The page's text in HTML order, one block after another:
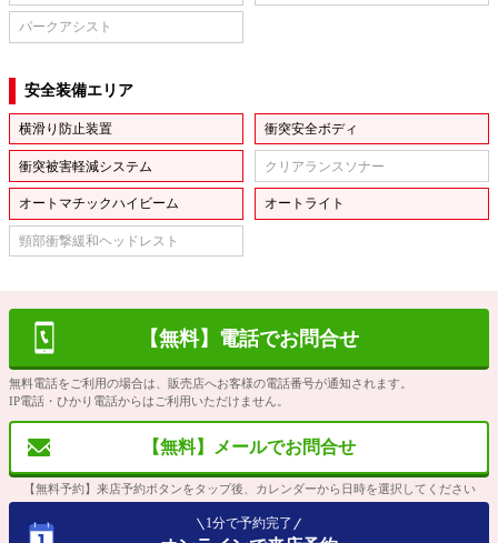
パークアシスト
安全装備エリア
横滑り防止装置 衝突安全ボディ
衝突被害軽減システム クリアランスソナー
オートマチックハイビーム オートライト
頸部衝撃緩和ヘッドレスト
【無料】電話でお問合せ
無料電話をご利用の場合は、販売店へお客様の電話番号が通知されます。
IP電話・ひかり電話からはご利用いただけません。
【無料】メールでお問合せ
【無料予約】来店予約ボタンをタップ後、カレンダーから日時を選択してください
1分で予約完了